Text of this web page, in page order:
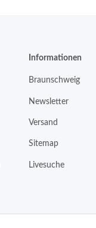
Informationen
Braunschweig
Newsletter
Versand
Sitemap
Livesuche